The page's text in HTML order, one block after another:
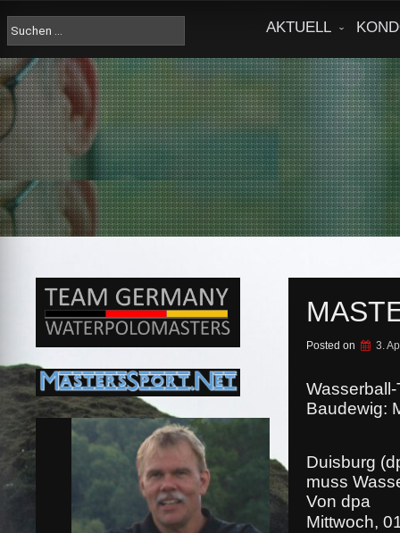
content
Suche
nach:
AKTUELL
Posted on 3.
Wasserball-
Baudewig:
Duisburg
muss
Von dpa
Mittwoch,